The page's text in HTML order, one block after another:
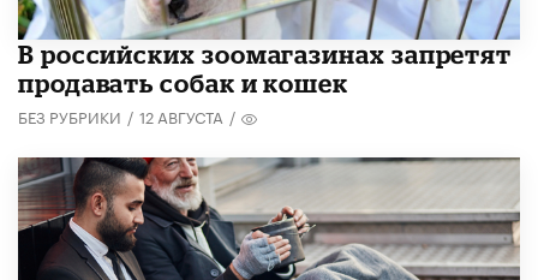
В российских зоомагазинах запретят
продавать собак и кошек
БЕЗ РУБРИКИ / 12 АВГУСТА /